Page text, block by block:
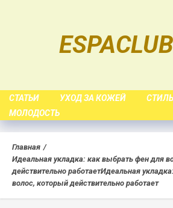
СТАТЬИ УХОД ЗА КОЖЕЙ СТИЛЬ
МОЛОДОСТЬ
Главная
Идеальная укладка: как выбрать фен для
действительно работаетИдеальная
волос, который действительно работает